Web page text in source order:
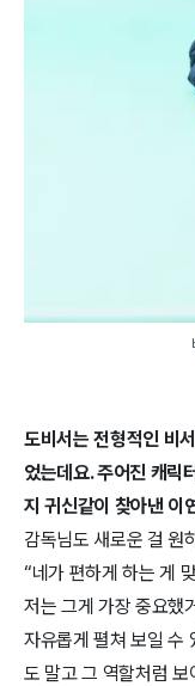
도비서는 전형적인 비
었는데요. 주어진 캐릭
지 귀신같이 찾아낸 이
감독님도 새로운 걸 원
“네가 편하게 하는 게
저는 그게 가장 중요했
자유롭게 펼쳐 보일 수
도 말고 그 역할처럼